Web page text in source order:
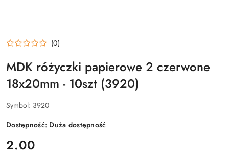
(0)
MDK różyczki papierowe 2 czerwone
18x20mm - 10szt (3920)
Symbol: 3920
Dostępność: Duża dostępność
cena:
2.00